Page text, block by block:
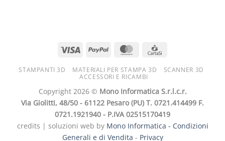
STAMPANTI 3D MATERIALI PER STAMPA 3D
SCANNER 3D
ACCESSORI E RICAMBI
Copyright 2026 © Mono Informatica S.r.l.c.r.
Via Giolitti, 48/50 - 61122 Pesaro (PU) T. 0721.414499 F.
0721.1921940 - P.IVA 02515170419
credits | soluzioni web by Mono Informatica - Condizioni
Generali e di Vendita - Privacy